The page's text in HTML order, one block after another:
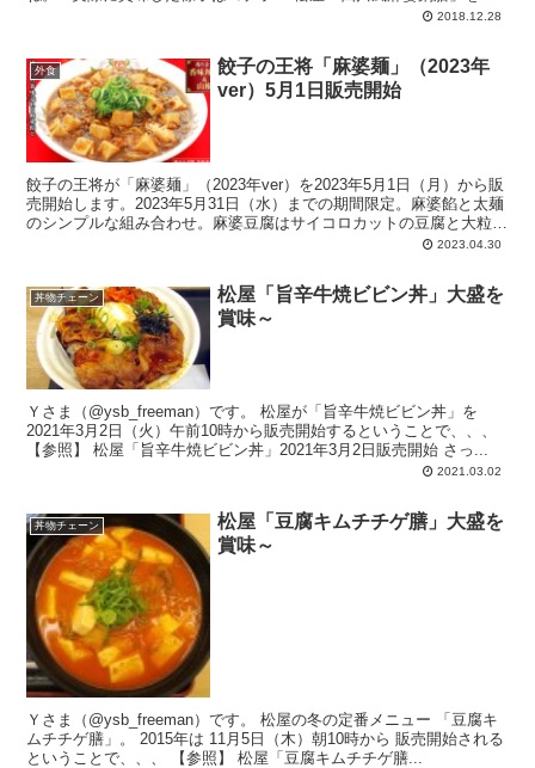
2018.12.28
外食
餃子の王将「麻婆麺」（2023年
ver）5月1日販売開始
餃子の王将が「麻婆麺」（2023年ver）を2023年5月1日（月）から販
売開始します。2023年5月31日（水）までの期間限定。麻婆餡と太麺
のシンプルな組み合わせ。麻婆豆腐はサイコロカットの豆腐と大粒の
挽き肉。香味辣油と山椒でうま辛な仕上がり。麺は太麺。麻婆餡と太
2023.04.30
丼物チェーン
松屋「旨辛牛焼ビビン丼」大盛を
賞味～
Ｙさま（@ysb_freeman）です。 松屋が「旨辛牛焼ビビン丼」を
2021年3月2日（火）午前10時から販売開始するということで、、、
【参照】 松屋「旨辛牛焼ビビン丼」2021年3月2日販売開始 さっ...
2021.03.02
丼物チェーン
松屋「豆腐キムチチゲ膳」大盛を
賞味～
Ｙさま（@ysb_freeman）です。 松屋の冬の定番メニュー 「豆腐キ
ムチチゲ膳」。 2015年は 11月5日（木）朝10時から 販売開始される
ということで、、、 【参照】 松屋「豆腐キムチチゲ膳...